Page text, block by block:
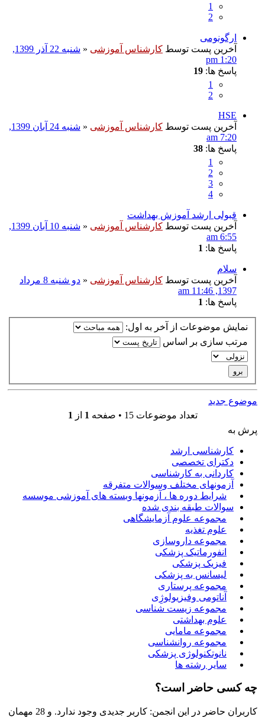
1
2
ارگونومی
آخرین پست توسط کارشناس آموزشی «
شنبه 22 آذر 1399,
1:20 pm
پاسخ ها: 19
1
2
HSE
آخرین پست توسط کارشناس آموزشی «
شنبه 24 آبان 1399,
7:20 am
پاسخ ها: 38
1
2
3
4
قبولی ارشد آموزش بهداشت
آخرین پست توسط کارشناس آموزشی «
شنبه 10 آبان 1399,
6:55 am
پاسخ ها: 1
سلام
آخرین پست توسط کارشناس آموزشی «
دو شنبه 8 مرداد
1397, 11:46 am
پاسخ ها: 1
نمایش موضوعات از آخر به اول:
مرتب سازی بر اساس
موضوع جدید
تعداد موضوعات 15 • صفحه
1 از 1
پرش به
کارشناسی ارشد
دکترای تخصصی
کاردانی به کارشناسی
آزمونهای مختلف وسوالات متفرقه
شرایط دوره ها ، آزمونها وبسته های آموزشی موسسه
سوالات طبقه بندی شده
مجموعه علوم آزمایشگاهی
علوم تغذیه
مجموعه داروسازی
انفورماتیک پزشکی
فیزیک پزشکی
لیسانس به پزشکی
مجموعه پرستاری
آناتومی وفیزیولوژِی
مجموعه زیست شناسی
علوم بهداشتی
مجموعه مامایی
مجموعه روانشناسی
نانوتکنولوژی پزشکی
سایر رشته ها
چه کسی حاضر است؟
کاربران حاضر در این انجمن: کاربر جدیدی وجود ندارد. و 28 مهمان